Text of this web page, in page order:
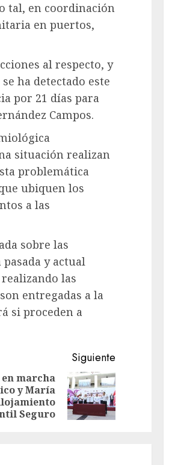
tal, en coordinación
en puertos,
al respecto, y
ha detectado este
por 21 días para
Campos.
situación realizan
problemática
ubiquen los
a las
sobre las
y actual
las
entregadas a la
si proceden a
Siguiente
en marcha
y María
Seguro